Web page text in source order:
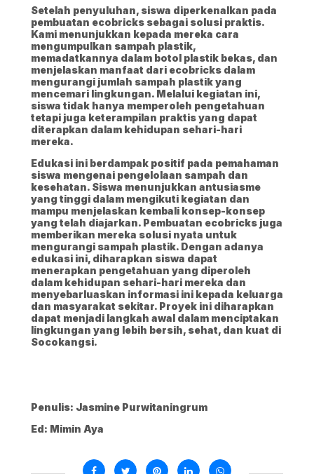
Setelah penyuluhan, siswa diperkenalkan pada
pembuatan ecobricks sebagai solusi praktis.
Kami menunjukkan kepada mereka cara
mengumpulkan sampah plastik,
memadatkannya dalam botol plastik bekas, dan
menjelaskan manfaat dari ecobricks dalam
mengurangi jumlah sampah plastik yang
mencemari lingkungan. Melalui kegiatan ini,
siswa tidak hanya memperoleh pengetahuan
tetapi juga keterampilan praktis yang dapat
diterapkan dalam kehidupan sehari-hari
mereka.
Edukasi ini berdampak positif pada pemahaman
siswa mengenai pengelolaan sampah dan
kesehatan. Siswa menunjukkan antusiasme
yang tinggi dalam mengikuti kegiatan dan
mampu menjelaskan kembali konsep-konsep
yang telah diajarkan. Pembuatan ecobricks juga
memberikan mereka solusi nyata untuk
mengurangi sampah plastik. Dengan adanya
edukasi ini, diharapkan siswa dapat
menerapkan pengetahuan yang diperoleh
dalam kehidupan sehari-hari mereka dan
menyebarluaskan informasi ini kepada keluarga
dan masyarakat sekitar. Proyek ini diharapkan
dapat menjadi langkah awal dalam menciptakan
lingkungan yang lebih bersih, sehat, dan kuat di
Socokangsi.
Penulis: Jasmine Purwitaningrum
Ed: Mimin Aya